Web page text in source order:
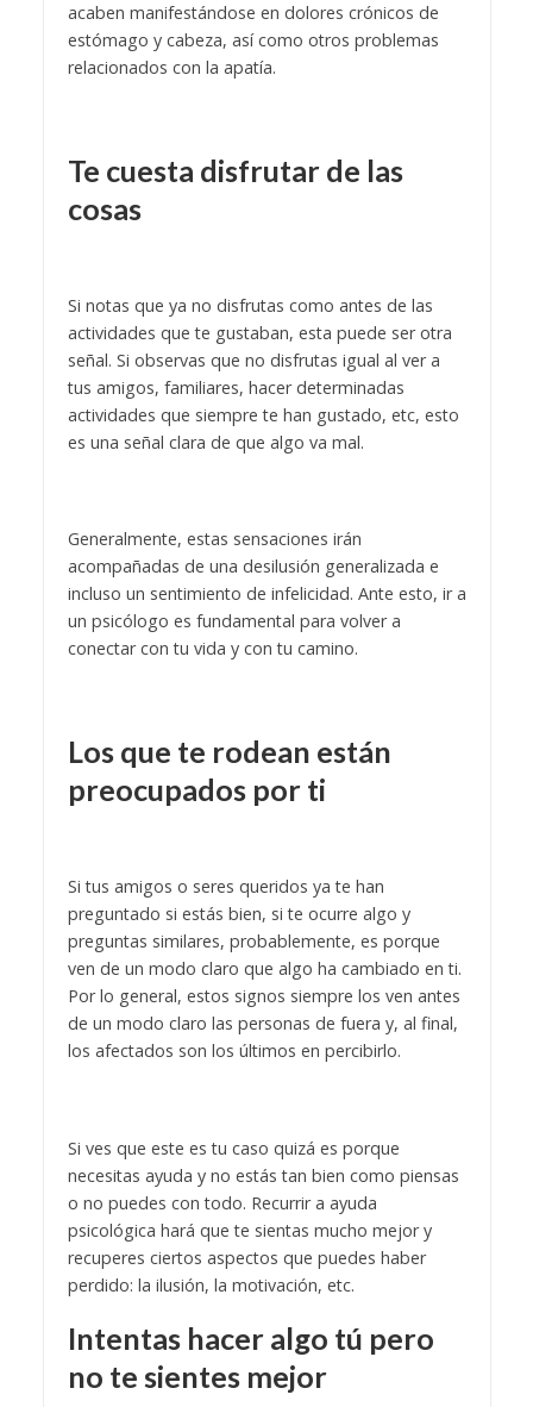
acaben manifestándose en dolores crónicos de
estómago y cabeza, así como otros problemas
relacionados con la apatía.
Te cuesta disfrutar de las
cosas
Si notas que ya no disfrutas como antes de las
actividades que te gustaban, esta puede ser otra
señal. Si observas que no disfrutas igual al ver a
tus amigos, familiares, hacer determinadas
actividades que siempre te han gustado, etc, esto
es una señal clara de que algo va mal.
Generalmente, estas sensaciones irán
acompañadas de una desilusión generalizada e
incluso un sentimiento de infelicidad. Ante esto, ir a
un psicólogo es fundamental para volver a
conectar con tu vida y con tu camino.
Los que te rodean están
preocupados por ti
Si tus amigos o seres queridos ya te han
preguntado si estás bien, si te ocurre algo y
preguntas similares, probablemente, es porque
ven de un modo claro que algo ha cambiado en ti.
Por lo general, estos signos siempre los ven antes
de un modo claro las personas de fuera y, al final,
los afectados son los últimos en percibirlo.
Si ves que este es tu caso quizá es porque
necesitas ayuda y no estás tan bien como piensas
o no puedes con todo. Recurrir a ayuda
psicológica hará que te sientas mucho mejor y
recuperes ciertos aspectos que puedes haber
perdido: la ilusión, la motivación, etc.
Intentas hacer algo tú pero
no te sientes mejor